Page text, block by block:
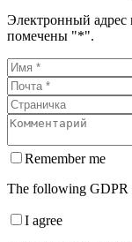
Электронный адрес
помечены "*".
Remember me
The following GDPR
I agree